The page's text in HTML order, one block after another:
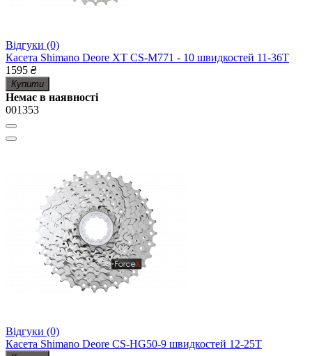
Відгуки (0)
Касета Shimano Deore XT CS-M771 - 10 швидкостей 11-36Т
1595 ₴
Купити
Немає в наявності
001353
Відгуки (0)
Касета Shimano Deore CS-HG50-9 швидкостей 12-25T